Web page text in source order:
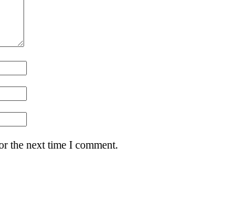
the next time I comment.